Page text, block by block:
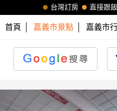
直接跟
台灣訂房
首頁 嘉義市景點 嘉義市